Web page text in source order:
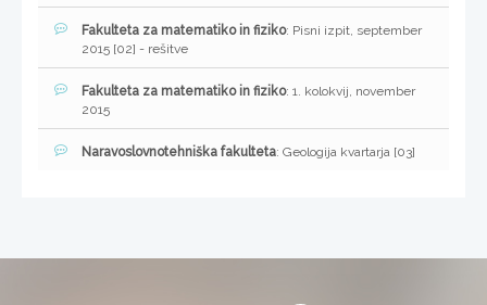
Fakulteta za matematiko in fiziko: Pisni izpit, september
2015 [02] - rešitve
Fakulteta za matematiko in fiziko: 1. kolokvij, november
2015
Naravoslovnotehniška fakulteta: Geologija kvartarja [03]